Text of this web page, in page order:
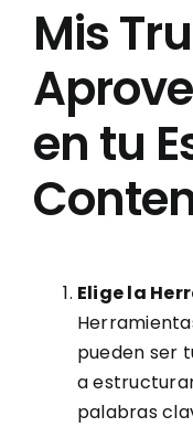
Mis
en tu
Elige la
pueden ser
a
palabras